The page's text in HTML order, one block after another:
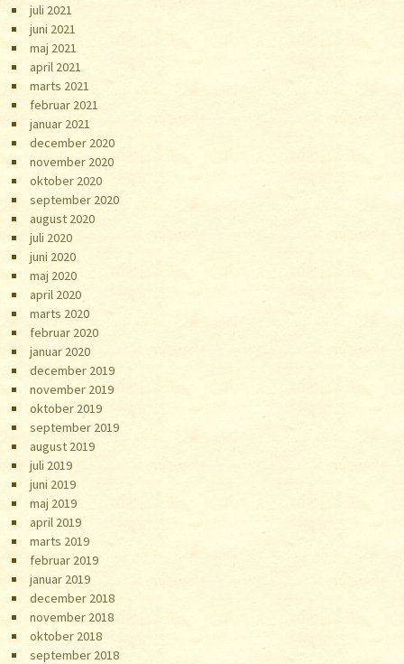
juli 2021
juni 2021
maj 2021
april 2021
marts 2021
februar 2021
januar 2021
december 2020
november 2020
oktober 2020
september 2020
august 2020
juli 2020
juni 2020
maj 2020
april 2020
marts 2020
februar 2020
januar 2020
december 2019
november 2019
oktober 2019
september 2019
august 2019
juli 2019
juni 2019
maj 2019
april 2019
marts 2019
februar 2019
januar 2019
december 2018
november 2018
oktober 2018
september 2018